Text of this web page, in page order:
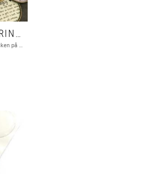
FÄRDIG NYCKELRING MED TEXT "PEDAGOG", 1ST
Nyckelring med texten/berlocken på bilden. Nickel, bly och cadmiumfritt